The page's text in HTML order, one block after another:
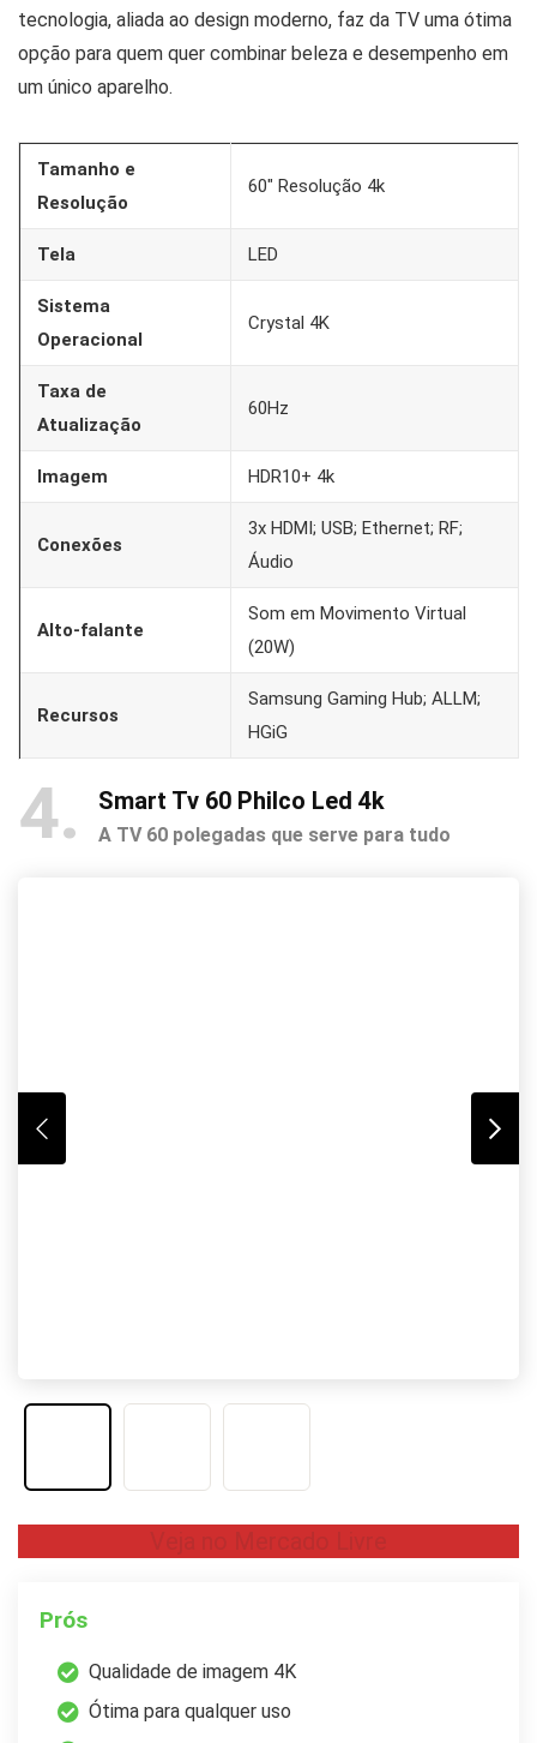
tecnologia, aliada ao design moderno, faz da TV uma ótima
opção para quem quer combinar beleza e desempenho em
um único aparelho.
Tamanho e
Resolução
60″ Resolução 4k
Tela LED
Sistema
Operacional
Crystal 4K
Taxa de
Atualização
60Hz
Imagem HDR10+ 4k
Conexões
3x HDMI; USB; Ethernet; RF;
Áudio
Alto-falante
Som em Movimento Virtual
(20W)
Recursos
Samsung Gaming Hub; ALLM;
HGiG
4 Smart Tv 60 Philco Led 4k
A TV 60 polegadas que serve para tudo
Prós
Qualidade de imagem 4K
Ótima para qualquer uso